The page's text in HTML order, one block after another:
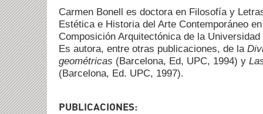
Carmen Bonell es doctora en Filosofía y
Estética e Historia del Arte Contemporáneo
Composición Arquitectónica de la
Es autora, entre otras publicaciones, de la
geométricas (Barcelona, Ed, UPC, 1994) y
(Barcelona, Ed. UPC, 1997).
PUBLICACIONES: